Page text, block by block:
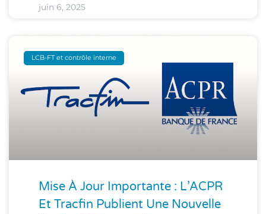
juin 6, 2025
LCB-FT et contrôle interne
Mise À Jour Importante : L’ACPR
Et Tracfin Publient Une Nouvelle